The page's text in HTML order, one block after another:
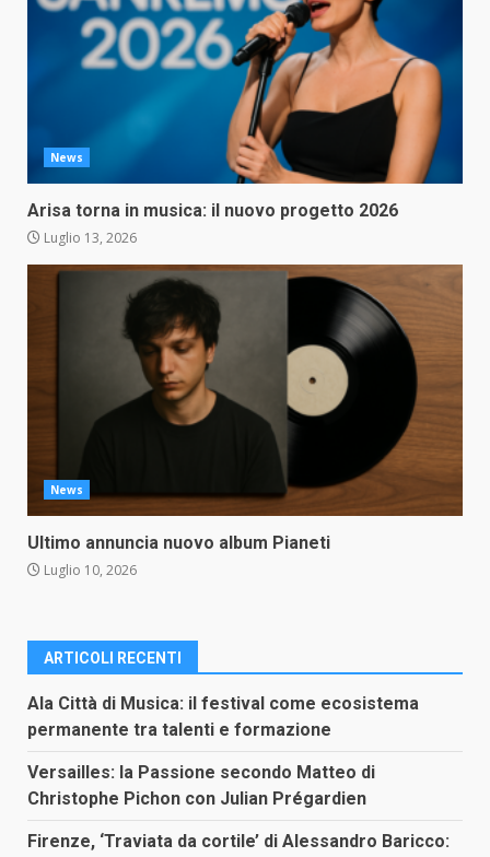
News
Arisa torna in musica: il nuovo progetto 2026
Luglio 13, 2026
News
Ultimo annuncia nuovo album Pianeti
Luglio 10, 2026
ARTICOLI RECENTI
Ala Città di Musica: il festival come ecosistema
permanente tra talenti e formazione
Versailles: la Passione secondo Matteo di
Christophe Pichon con Julian Prégardien
Firenze, ‘Traviata da cortile’ di Alessandro Baricco: